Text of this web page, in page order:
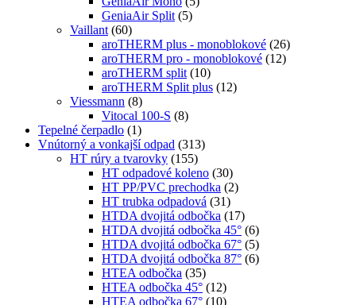
GeniaAir Split (5)
Vaillant (60)
aroTHERM plus - monoblokové (26)
aroTHERM pro - monoblokové (12)
aroTHERM split (10)
aroTHERM Split plus (12)
Viessmann (8)
Vitocal 100-S (8)
Tepelné čerpadlo (1)
Vnútorný a vonkajší odpad (313)
HT rúry a tvarovky (155)
HT odpadové koleno (30)
HT PP/PVC prechodka (2)
HT trubka odpadová (31)
HTDA dvojitá odbočka (17)
HTDA dvojitá odbočka 45° (6)
HTDA dvojitá odbočka 67° (5)
HTDA dvojitá odbočka 87° (6)
HTEA odbočka (35)
HTEA odbočka 45° (12)
HTEA odbočka 67° (10)